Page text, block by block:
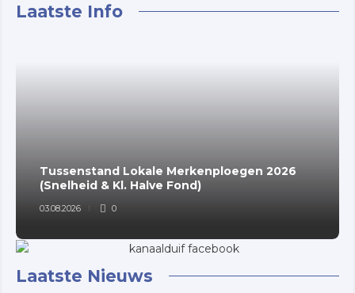
Laatste Info
Tussenstand Lokale Merkenploegen 2026
(Snelheid & Kl. Halve Fond)
03.08.2026 0
Laatste Nieuws